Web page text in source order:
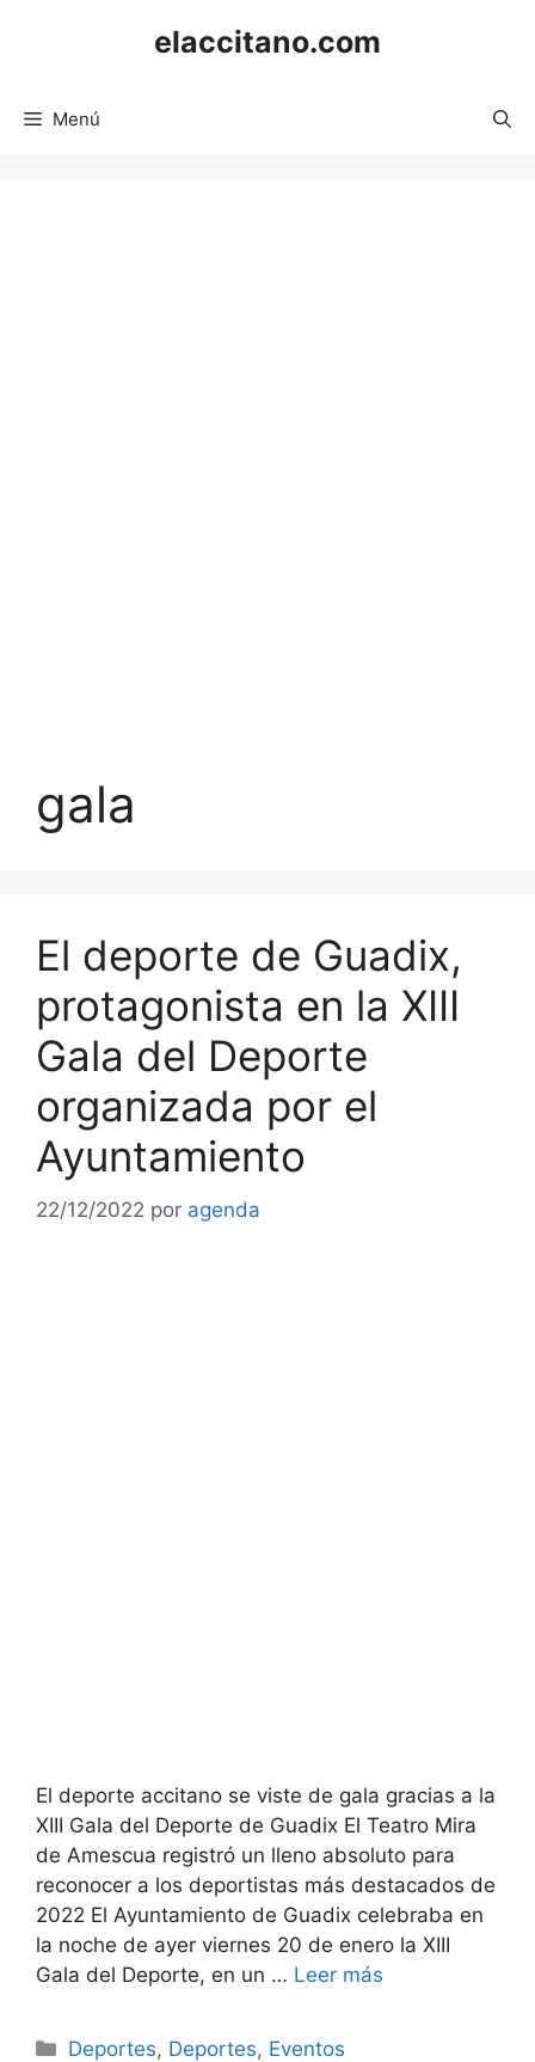
elaccitano.com
Menú
gala
El deporte de Guadix,
protagonista en la XIII
Gala del Deporte
organizada por el
Ayuntamiento
22/12/2022 por agenda
El deporte accitano se viste de gala gracias a la
XIII Gala del Deporte de Guadix El Teatro Mira
de Amescua registró un lleno absoluto para
reconocer a los deportistas más destacados de
2022 El Ayuntamiento de Guadix celebraba en
la noche de ayer viernes 20 de enero la XIII
Gala del Deporte, en un … Leer más
Categorías
Deportes, Deportes, Eventos